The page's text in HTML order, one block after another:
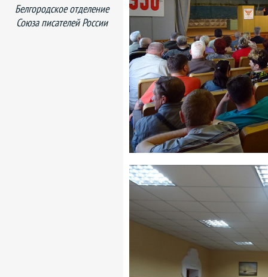
Белгородское отделение
Союза писателей России